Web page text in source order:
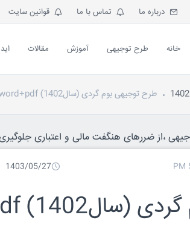
درباره ما تماس با ما قوانین سایت
خانه طرح توجیهی آموزش مقالات
طرح توجیهی بوم گردی (سال1402) word+pdf | وام طرح بوم گردی
،از ضررهای هنگفت مالی و اعتباری
1403/05/27